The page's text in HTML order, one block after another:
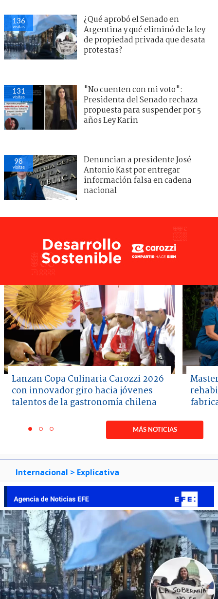
136
visitas
¿Qué aprobó el Senado en
Argentina y qué eliminó de la ley
de propiedad privada que desata
protestas?
131
visitas
"No cuenten con mi voto":
Presidenta del Senado rechaza
propuesta para suspender por 5
años Ley Karin
98
visitas
Denuncian a presidente José
Antonio Kast por entregar
información falsa en cadena
nacional
Lanzan Copa Culinaria Carozzi 2026
con innovador giro hacia jóvenes
talentos de la gastronomía chilena
itemitemitem
MÁS NOTICIAS
Internacional > Explicativa